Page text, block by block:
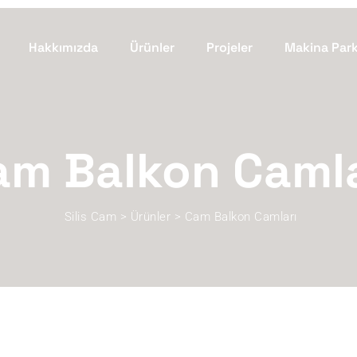
Hakkımızda Ürünler Projeler Makina
Balkon
Silis Cam > Ürünler > Cam Balkon Camları